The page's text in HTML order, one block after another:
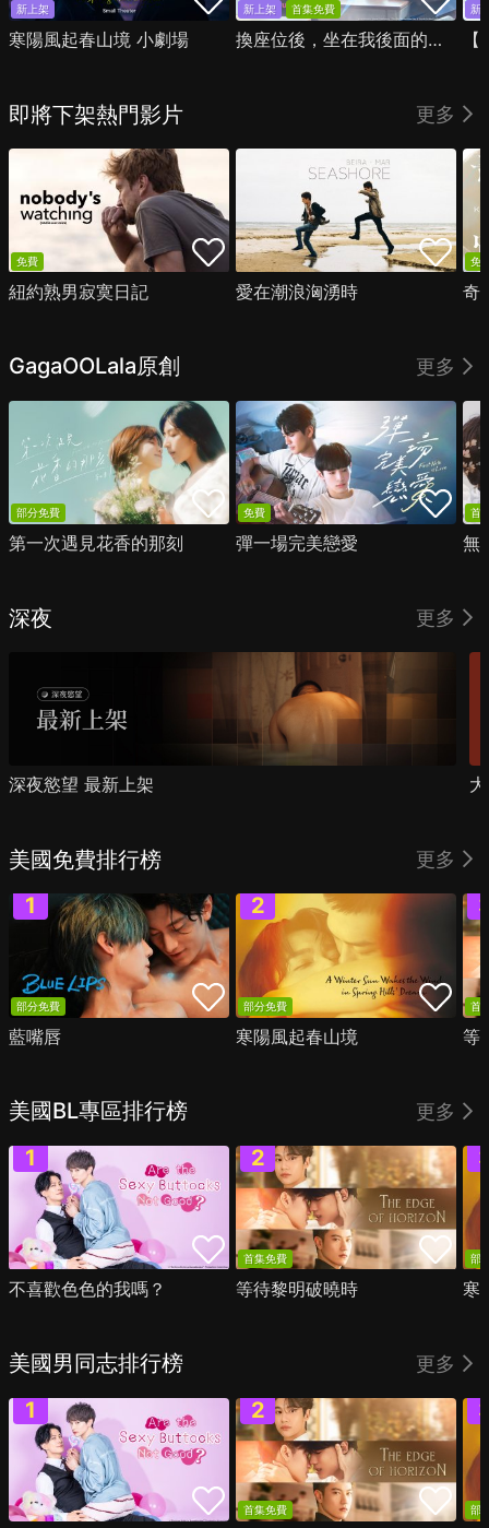
新上架
寒陽風起春山境 小劇場
新上架 首集免費
換座位後，坐在我後面的男生好像喜歡我
新
即將下架熱門影片 更多
免費
紐約熟男寂寞日記 愛在潮浪洶湧時
免
奇
GagaOOLala原創 更多
部分免費
第一次遇見花香的那刻
免費
彈一場完美戀愛
首
無
深夜 更多
深夜慾望 最新上架
美國免費排行榜 更多
部分免費
藍嘴唇
部分免費
寒陽風起春山境
首
等
美國BL專區排行榜 更多
不喜歡色色的我嗎？
首集免費
等待黎明破曉時
部
寒
美國男同志排行榜 更多
首集免費 部